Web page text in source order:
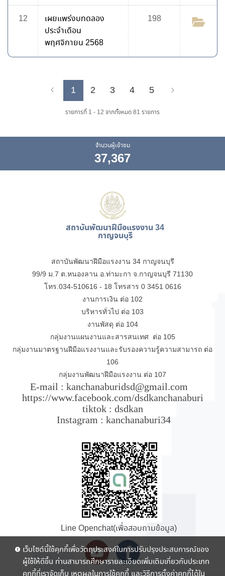
12
เผยแพร่งบทดลอง
ประจำเดือน
พฤศจิกายน 2568
198
Previous
1 2 3 4 5
รายการที่ 1 - 12 จากทั้งหมด 81 รายการ
จำนวนผู้เข้าชม
37,367
สถาบันพัฒนาฝีมือแรงงาน 34
กาญจนบุรี
สถาบันพัฒนาฝีมือแรงงาน 34 กาญจนบุรี
99/9 ม.7 ต.หนองลาน อ.ท่ามะกา จ.กาญจนบุรี 71130
โทร.034-510616 - 18 โทรสาร 0 3451 0616
งานการเงิน ต่อ 102
บริหารทั่วไป ต่อ 103
งานพัสดุ ต่อ 104
กลุ่มงานแผนงานและสารสนเทศ ต่อ 105
กลุ่มงานมาตรฐานฝีมือแรงงานและรับรองความรู้ความสามารถ ต่อ
106
กลุ่มงานพัฒนาฝีมือแรงงาน ต่อ 107
E-mail : kanchanaburidsd@gmail.com
https://www.facebook.com/dsdkanchanaburi
tiktok : dsdkan
Instagram : kanchanaburi34
Line Openchat(เพื่อสอบถามข้อมูล)
เว็บไซต์นี้ใช้คุกกี้เพื่อวัตถุประสงค์ในการปรับปรุงประสบการณ์ของ
ผู้ใช้ให้ดีขึ้น ท่านสามารถศึกษารายละเอียดเพิ่มเติมเกี่ยวกับประเภท
คุกกี้ที่เราจัดเก็บ เหตุผลในการใช้คุกกี้ และวิธีการตั้งค่าคุกกี้ได้ใน